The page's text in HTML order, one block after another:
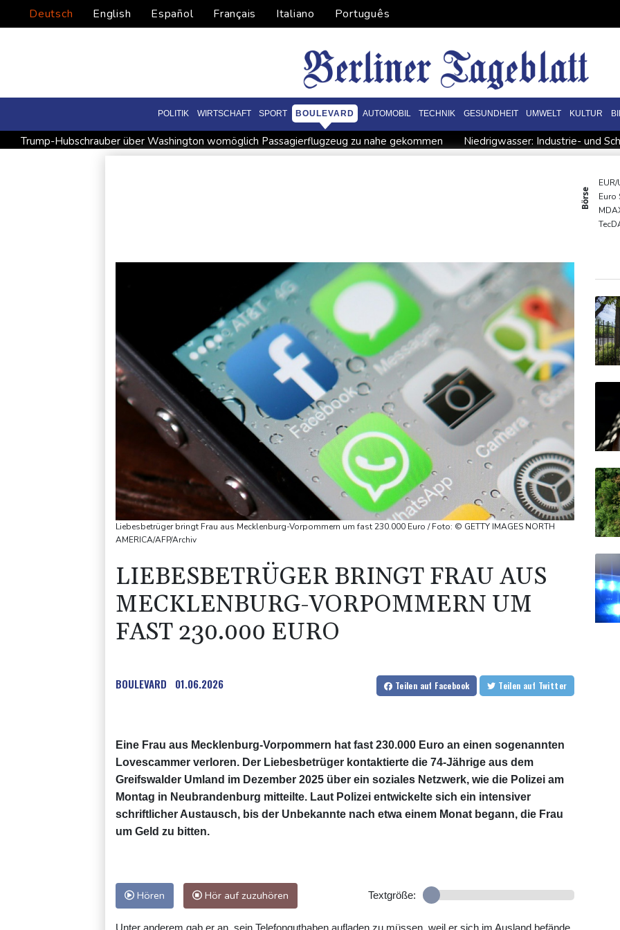
Deutsch English Español Français Italiano Português
POLITIK WIRTSCHAFT SPORT BOULEVARD AUTOMOBIL TECHNIK GESUNDHEIT UMWELT KULTUR
Trump-Hubschrauber über Washington womöglich Passagierflugzeug zu nahe gekommen
Niedrigwasser: Industrie- und
Vorwurf der Preisabsprache: Drei US-
Steinmeier-Nachfolge: Özdemir spricht sich für
Nilpferd-Baby von Herde von
Börse
EUR/
Euro
Liebesbetrüger bringt Frau aus Mecklenburg-Vorpommern um fast 230.000 Euro / Foto: © GETTY IMAGES NORTH
AMERICA/AFP/Archiv
LIEBESBETRÜGER BRINGT FRAU AUS
MECKLENBURG-VORPOMMERN UM
FAST 230.000 EURO
BOULEVARD 01.06.2026 Teilen auf Facebook Teilen auf Twitter
Eine Frau aus Mecklenburg-Vorpommern hat fast 230.000 Euro an einen sogenannten
Lovescammer verloren. Der Liebesbetrüger kontaktierte die 74-Jährige aus dem
Greifswalder Umland im Dezember 2025 über ein soziales Netzwerk, wie die Polizei am
Montag in Neubrandenburg mitteilte. Laut Polizei entwickelte sich ein intensiver
schriftlicher Austausch, bis der Unbekannte nach etwa einem Monat begann, die Frau
um Geld zu bitten.
Hören Hör auf zuzuhören Textgröße: